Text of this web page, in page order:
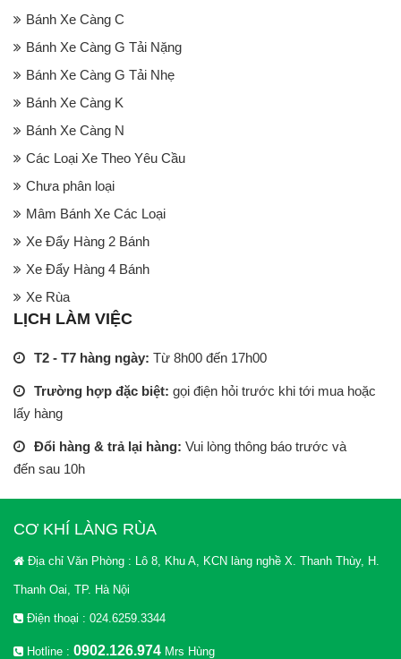
Bánh Xe Càng C
Bánh Xe Càng G Tải Nặng
Bánh Xe Càng G Tải Nhẹ
Bánh Xe Càng K
Bánh Xe Càng N
Các Loại Xe Theo Yêu Cầu
Chưa phân loại
Mâm Bánh Xe Các Loại
Xe Đẩy Hàng 2 Bánh
Xe Đẩy Hàng 4 Bánh
Xe Rùa
LỊCH LÀM VIỆC
T2 - T7 hàng ngày: Từ 8h00 đến 17h00
Trường hợp đặc biệt: gọi điện hỏi trước khi tới mua hoặc
lấy hàng
Đổi hàng & trả lại hàng: Vui lòng thông báo trước và
đến sau 10h
CƠ KHÍ LÀNG RÙA
Địa chỉ Văn Phòng : Lô 8, Khu A, KCN làng nghề X. Thanh Thùy, H.
Thanh Oai, TP. Hà Nội
Điện thoại : 024.6259.3344
Hotline : 0902.126.974 Mrs Hùng